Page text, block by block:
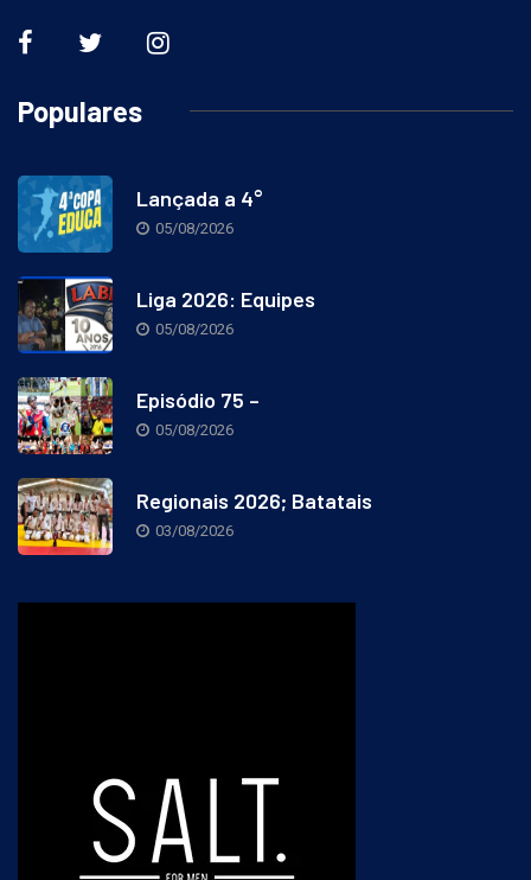
Populares
Lançada a 4°
05/08/2026
Liga 2026: Equipes
05/08/2026
Episódio 75 –
05/08/2026
Regionais 2026; Batatais
03/08/2026